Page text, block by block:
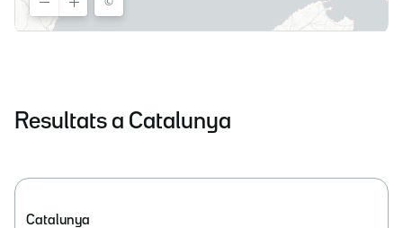
Resultats a Catalunya
Catalunya